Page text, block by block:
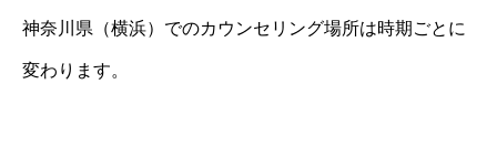
神奈川県（横浜）でのカウンセリング場所は時期ごとに
変わります。